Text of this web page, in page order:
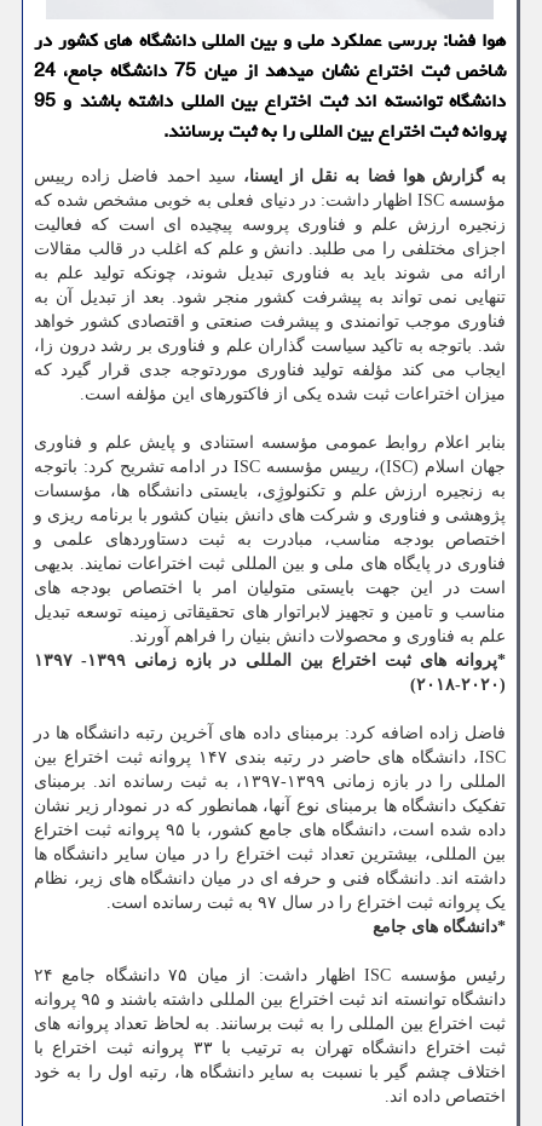
هوا فضا: بررسی عملکرد ملی و بین المللی دانشگاه های کشور در
شاخص ثبت اختراع نشان میدهد از میان 75 دانشگاه جامع، 24
دانشگاه توانسته اند ثبت اختراع بین المللی داشته باشند و 95
پروانه ثبت اختراع بین المللی را به ثبت برسانند.
به گزارش هوا فضا به نقل از ایسنا، سید احمد فاضل زاده رییس
مؤسسه ISC اظهار داشت: در دنیای فعلی به خوبی مشخص شده که
زنجیره ارزش علم و فناوری پروسه پیچیده ای است که فعالیت
اجزای مختلفی را می طلبد. دانش و علم که اغلب در قالب مقالات
ارائه می شوند باید به فناوری تبدیل شوند، چونکه تولید علم به
تنهایی نمی تواند به پیشرفت کشور منجر شود. بعد از تبدیل آن به
فناوری موجب توانمندی و پیشرفت صنعتی و اقتصادی کشور خواهد
شد. باتوجه به تاکید سیاست گذاران علم و فناوری بر رشد درون زا،
ایجاب می کند مؤلفه تولید فناوری موردتوجه جدی قرار گیرد که
میزان اختراعات ثبت شده یکی از فاکتورهای این مؤلفه است.
بنابر اعلام روابط عمومی مؤسسه استنادی و پایش علم و فناوری
جهان اسلام (ISC)، رییس مؤسسه ISC در ادامه تشریح کرد: باتوجه
به زنجیره ارزش علم و تکنولوژِی، بایستی دانشگاه ها، مؤسسات
پژوهشی و فناوری و شرکت های دانش بنیان کشور با برنامه ریزی و
اختصاص بودجه مناسب، مبادرت به ثبت دستاوردهای علمی و
فناوری در پایگاه های ملی و بین المللی ثبت اختراعات نمایند. بدیهی
است در این جهت بایستی متولیان امر با اختصاص بودجه های
مناسب و تامین و تجهیز لابراتوار های تحقیقاتی زمینه توسعه تبدیل
علم به فناوری و محصولات دانش بنیان را فراهم آورند.
*پروانه های ثبت اختراع بین المللی در بازه زمانی ۱۳۹۹- ۱۳۹۷
(۲۰۲۰-۲۰۱۸)
فاضل زاده اضافه کرد: برمبنای داده های آخرین رتبه دانشگاه ها در
ISC، دانشگاه های حاضر در رتبه بندی ۱۴۷ پروانه ثبت اختراع بین
المللی را در بازه زمانی ۱۳۹۹-۱۳۹۷، به ثبت رسانده اند. برمبنای
تفکیک دانشگاه ها برمبنای نوع آنها، همانطور که در نمودار زیر نشان
داده شده است، دانشگاه های جامع کشور، با ۹۵ پروانه ثبت اختراع
بین المللی، بیشترین تعداد ثبت اختراع را در میان سایر دانشگاه ها
داشته اند. دانشگاه فنی و حرفه ای در میان دانشگاه های زیر، نظام
یک پروانه ثبت اختراع را در سال ۹۷ به ثبت رسانده است.
*دانشگاه های جامع
رئیس مؤسسه ISC اظهار داشت: از میان ۷۵ دانشگاه جامع ۲۴
دانشگاه توانسته اند ثبت اختراع بین المللی داشته باشند و ۹۵ پروانه
ثبت اختراع بین المللی را به ثبت برسانند. به لحاظ تعداد پروانه های
ثبت اختراع دانشگاه تهران به ترتیب با ۳۳ پروانه ثبت اختراع با
اختلاف چشم گیر با نسبت به سایر دانشگاه ها، رتبه اول را به خود
اختصاص داده اند.